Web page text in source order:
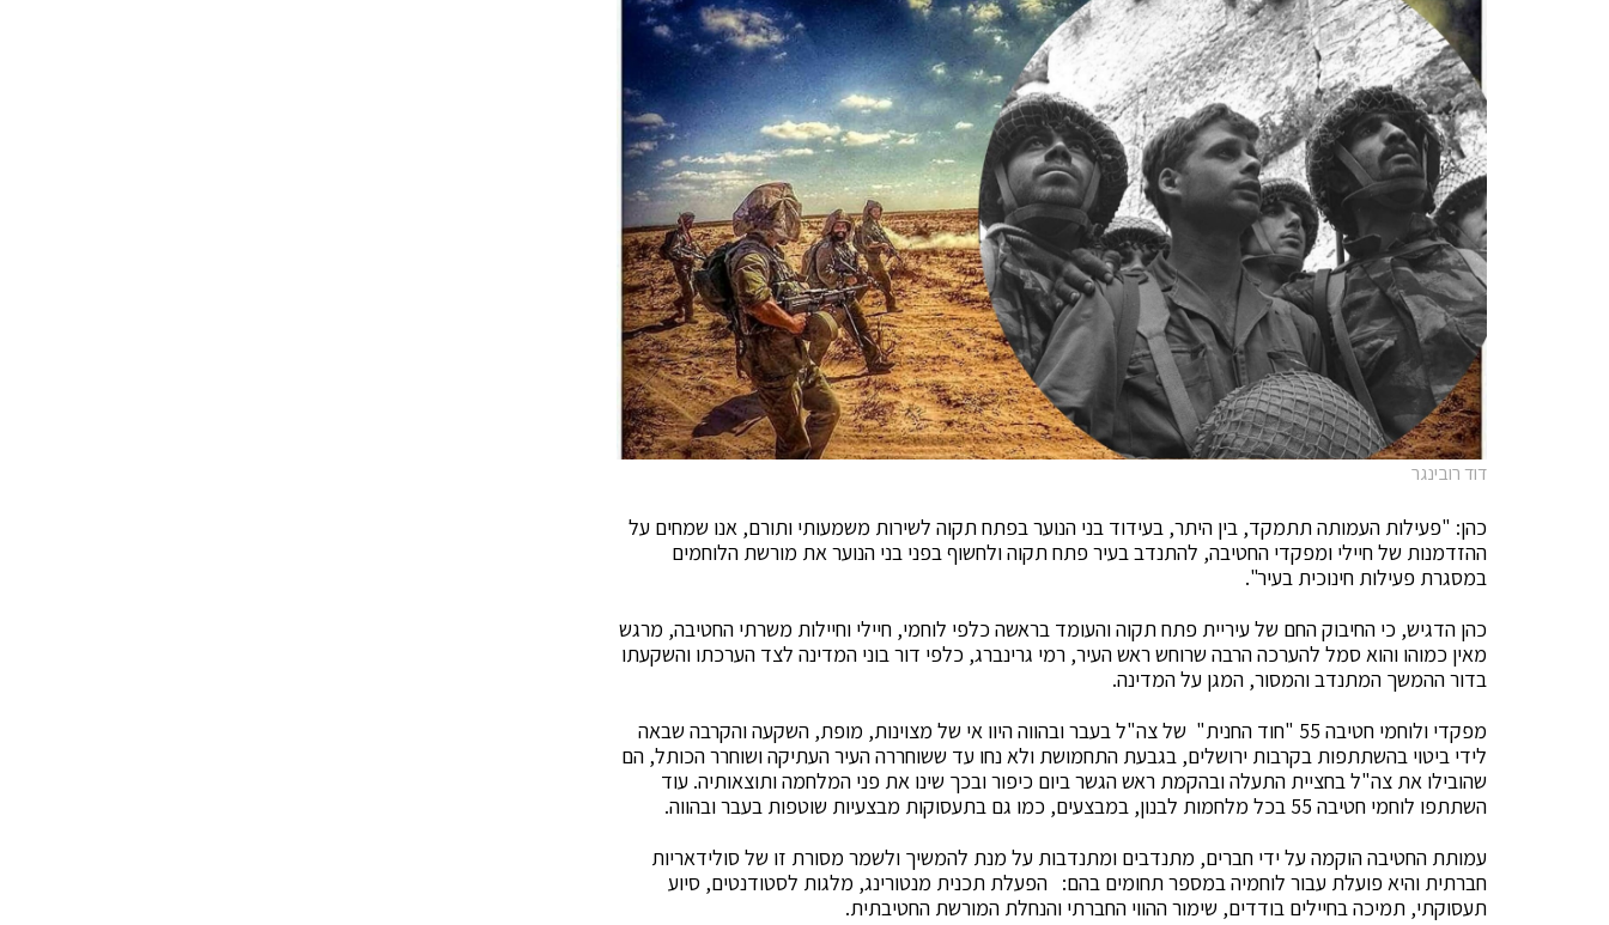
דוד רובינגר
כהן: "פעילות העמותה תתמקד, בין היתר, בעידוד בני הנוער בפתח תקוה לשירות משמעותי ותורם, אנו שמחים על
ההזדמנות של חיילי ומפקדי החטיבה, להתנדב בעיר פתח תקוה ולחשוף בפני בני הנוער את מורשת הלוחמים
במסגרת פעילות חינוכית בעיר".
כהן הדגיש, כי החיבוק החם של עיריית פתח תקוה והעומד בראשה כלפי לוחמי, חיילי וחיילות משרתי החטיבה, מרגש
מאין כמוהו והוא סמל להערכה הרבה שרוחש ראש העיר, רמי גרינברג, כלפי דור בוני המדינה לצד הערכתו והשקעתו
בדור ההמשך המתנדב והמסור, המגן על המדינה.
מפקדי ולוחמי חטיבה 55 "חוד החנית" של צה"ל בעבר ובהווה היוו אי של מצוינות, מופת, השקעה והקרבה שבאה
לידי ביטוי בהשתתפות בקרבות ירושלים, בגבעת התחמושת ולא נחו עד ששוחררה העיר העתיקה ושוחרר הכותל, הם
שהובילו את צה"ל בחציית התעלה ובהקמת ראש הגשר ביום כיפור ובכך שינו את פני המלחמה ותוצאותיה. עוד
השתתפו לוחמי חטיבה 55 בכל מלחמות לבנון, במבצעים, כמו גם בתעסוקות מבצעיות שוטפות בעבר ובהווה.
עמותת החטיבה הוקמה על ידי חברים, מתנדבים ומתנדבות על מנת להמשיך ולשמר מסורת זו של סולידאריות
חברתית והיא פועלת עבור לוחמיה במספר תחומים בהם: הפעלת תכנית מנטורינג, מלגות לסטודנטים, סיוע
תעסוקתי, תמיכה בחיילים בודדים, שימור ההווי החברתי והנחלת המורשת החטיבתית.